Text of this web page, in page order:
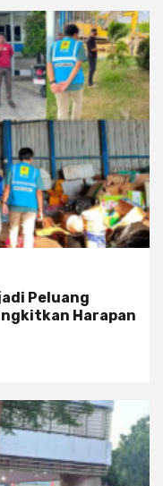
Peluang
Harapan